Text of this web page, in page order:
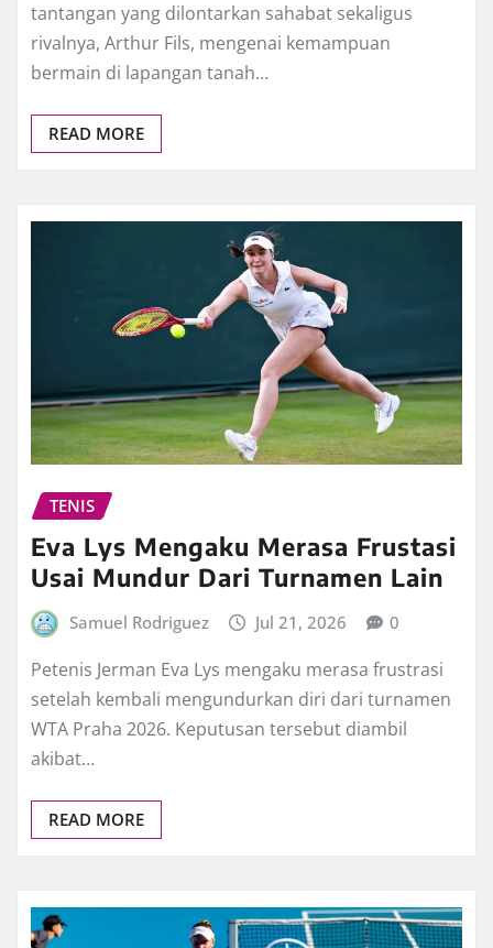
tantangan yang dilontarkan sahabat sekaligus
rivalnya, Arthur Fils, mengenai kemampuan
bermain di lapangan tanah…
READ MORE
TENIS
Eva Lys Mengaku Merasa Frustasi
Usai Mundur Dari Turnamen Lain
Samuel Rodriguez Jul 21, 2026 0
Petenis Jerman Eva Lys mengaku merasa frustrasi
setelah kembali mengundurkan diri dari turnamen
WTA Praha 2026. Keputusan tersebut diambil
akibat…
READ MORE